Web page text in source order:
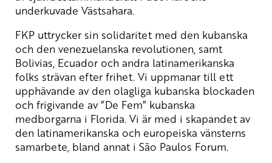
underkuvade Västsahara.
FKP uttrycker sin solidaritet med den kubanska
och den venezuelanska revolutionen, samt
Bolivias, Ecuador och andra latinamerikanska
folks strävan efter frihet. Vi uppmanar till ett
upphävande av den olagliga kubanska blockaden
och frigivande av ”De Fem” kubanska
medborgarna i Florida. Vi är med i skapandet av
den latinamerikanska och europeiska vänsterns
samarbete, bland annat i São Paulos Forum.